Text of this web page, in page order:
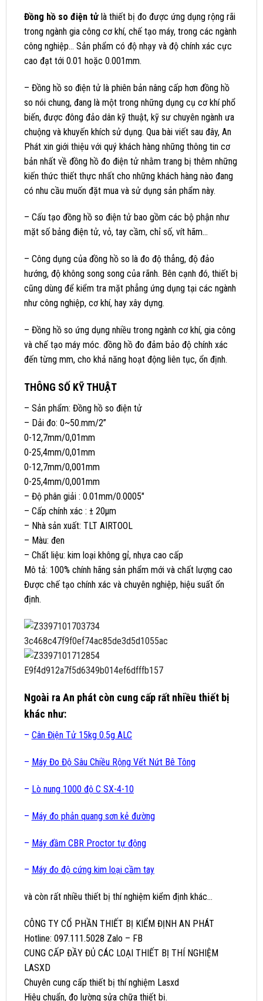
Đồng hồ so điện tửlà thiết bị đo được ứng dụng rộng rãi
trong ngành gia công cơ khí, chế tạo máy, trong các ngành
công nghiệp… Sản phẩm có độ nhạy và độ chính xác cực
cao đạt tới 0.01 hoặc 0.001mm.
– Đồng hồ so điện tử là phiên bản nâng cấp hơn đồng hồ
so nói chung, đang là một trong những dụng cụ cơ khí phổ
biến, được đông đảo dân kỹ thuật, kỹ sư chuyên ngành ưa
chuộng và khuyến khích sử dụng. Qua bài viết sau đây, An
Phát xin giới thiệu với quý khách hàng những thông tin cơ
bản nhất về đồng hồ đo điện tử nhằm trang bị thêm những
kiến thức thiết thực nhất cho những khách hàng nào đang
có nhu cầu muốn đặt mua và sử dụng sản phẩm này.
– Cấu tạo đồng hồ so điện tử bao gồm các bộ phận như
mặt số bảng điện tử, vỏ, tay cầm, chỉ số, vít hãm…
– Công dụng của đồng hồ so là đo độ thẳng, độ đảo
hướng, độ không song song của rãnh. Bên cạnh đó, thiết bị
cũng dùng để kiểm tra mặt phẳng ứng dụng tại các ngành
như công nghiệp, cơ khí, hay xây dựng.
– Đồng hồ so ứng dụng nhiều trong ngành cơ khí, gia công
và chế tạo máy móc. đồng hồ đo đảm bảo độ chính xác
đến từng mm, cho khả năng hoạt động liên tục, ổn định.
THÔNG SỐ KỸ THUẬT
– Sản phẩm: Đồng hồ so điện tử
– Dải đo: 0~50.mm/2”
0-12,7mm/0,01mm
0-25,4mm/0,01mm
0-12,7mm/0,001mm
0-25,4mm/0,001mm
– Độ phân giải : 0.01mm/0.0005″
– Cấp chính xác : ± 20µm
– Nhà sản xuất: TLT AIRTOOL
– Màu: đen
– Chất liệu: kim loại không gỉ, nhựa cao cấp
Mô tả: 100% chính hãng sản phẩm mới và chất lượng cao
Được chế tạo chính xác và chuyên nghiệp, hiệu suất ổn
định.
Ngoài ra An phát còn cung cấp rất nhiều thiết bị
khác như:
– Cân Điện Tử 15kg 0.5g ALC
– Máy Đo Độ Sâu Chiều Rộng Vết Nứt Bê Tông
– Lò nung 1000 độ C SX-4-10
– Máy đo phản quang sơn kẻ đường
– Máy đầm CBR Proctor tự động
– Máy đo độ cứng kim loại cầm tay
và còn rất nhiều thiết bị thí nghiệm kiểm định khác…
CÔNG TY CỔ PHẦN THIẾT BỊ KIỂM ĐỊNH AN PHÁT
Hotline: 097.111.5028 Zalo – FB
CUNG CẤP ĐẦY ĐỦ CÁC LOẠI THIẾT BỊ THÍ NGHIỆM
LASXD
Chuyên cung cấp thiết bị thí nghiệm Lasxd
Hiệu chuẩn, đo lường sửa chữa thiết bị.